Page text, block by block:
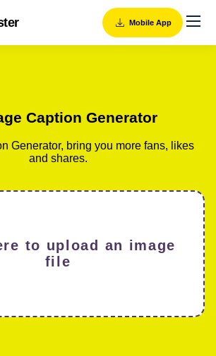
Mobile App
Caption Generator
Generator, bring you more fans, likes
and shares.
to upload an image
file